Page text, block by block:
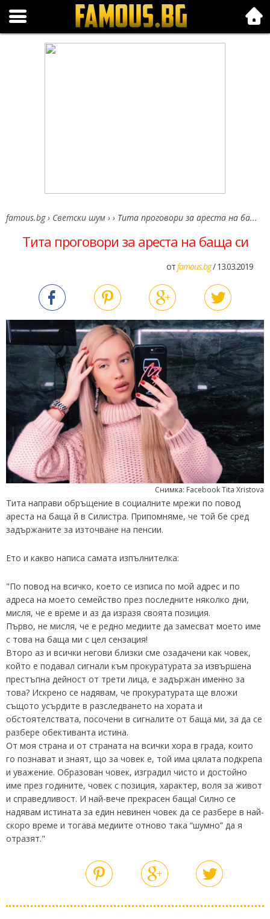
Folk.bg
famous.bg › Светски шум › › Тита проговори за ареста на ба...
Тита проговори за ареста на баща си
отfamous.bg/ 13.03.2019
Снимка: Facebook Tita Xristova
Тита направи обръщение в социалните мрежи по повод
ареста на баща й в Силистра. Припомняме, че той бе сред
задържаните за източване на пенсии.
Ето и какво написа самата изпълнителка:
"По повод на всичко, което се изписа по мой адрес и по
адреса на моето семейство през последните няколко дни,
мисля, че е време и аз да изразя своята позиция.
Първо, не мисля, че е редно медиите да замесват моето име
с това на баща ми с цел сензация!
Второ аз и всички негови близки сме озадачени как човек,
който е подавал сигнали към прокуратурата за извършена
престъпна дейност от трети лица, е задържан именно за
това? Искрено се надявам, че прокуратурата ще вложи
същото усърдите в разследването на хората и
обстоятелствата, посочени в сигналите от баща ми, за да се
разбере обективанта истина.
От моя страна и от страната на всички хора в града, които
го познават и знаят, що за човек е, той има цялата подкрепа
и уважение. Образован човек, изградил чисто и достойно
име през годините, човек с позиция, характер, воля за живот
и справедливост. И най-вече прекрасен баща! Силно се
надявам истината за един невинен човек да се разбере в най-
скоро време и тогава медиите отново така “шумно” да я
отразят."